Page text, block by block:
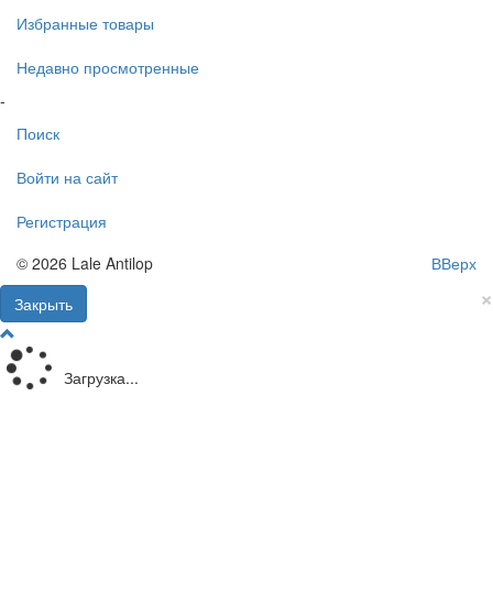
Избранные товары
Недавно просмотренные
-
Поиск
Войти на сайт
Регистрация
ВВерх
© 2026 Lale Antilop
×
Закрыть
Загрузка...